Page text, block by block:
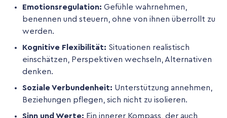
Emotionsregulation: Gefühle wahrnehmen,
benennen und steuern, ohne von ihnen überrollt zu
werden.
Kognitive Flexibilität: Situationen realistisch
einschätzen, Perspektiven wechseln, Alternativen
denken.
Soziale Verbundenheit: Unterstützung annehmen,
Beziehungen pflegen, sich nicht zu isolieren.
Sinn und Werte: Ein innerer Kompass, der auch